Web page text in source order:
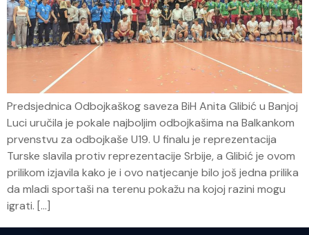
Predsjednica Odbojkaškog saveza BiH Anita Glibić u Banjoj
Luci uručila je pokale najboljim odbojkašima na Balkankom
prvenstvu za odbojkaše U19. U finalu je reprezentacija
Turske slavila protiv reprezentacije Srbije, a Glibić je ovom
prilikom izjavila kako je i ovo natjecanje bilo još jedna prilika
da mladi sportaši na terenu pokažu na kojoj razini mogu
igrati. […]